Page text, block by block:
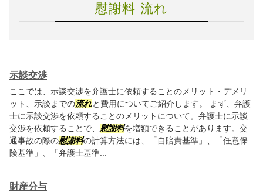
慰謝料 流れ
示談交渉
ここでは、示談交渉を弁護士に依頼することのメリット・デメリ
ット、示談までの流れと費用についてご紹介します。 まず、弁護
士に示談交渉を依頼することのメリットについて。弁護士に示談
交渉を依頼することで、 慰謝料を増額できることがあります。交
通事故の際の慰謝料の計算方法には、「自賠責基準」、「任意保
険基準」、「弁護士基準...
財産分与